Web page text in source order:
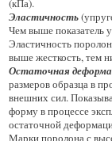
(кПа).
Эластичность
Чем выше показатель
Эластичность
выше жесткость, тем
Остаточная
размеров образца в
внешних сил.
форму в процессе
остаточной
Марки поролона с